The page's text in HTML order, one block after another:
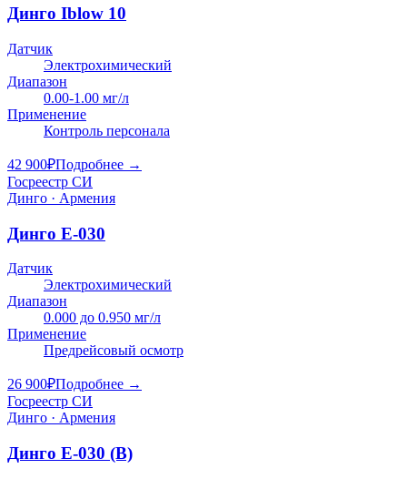
Динго Iblow 10
Датчик
Электрохимический
Диапазон
0.00-1.00 мг/л
Применение
Контроль персонала
42 900₽Подробнее →
Госреестр СИ
Динго · Армения
Динго Е-030
Датчик
Электрохимический
Диапазон
0.000 до 0.950 мг/л
Применение
Предрейсовый осмотр
26 900₽Подробнее →
Госреестр СИ
Динго · Армения
Динго Е-030 (B)